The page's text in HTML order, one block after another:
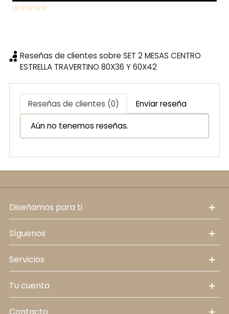
Reseñas de clientes sobre SET 2 MESAS CENTRO
ESTRELLA TRAVERTINO 80X36 Y 60X42
Reseñas de clientes (0) Enviar reseña
Aún no tenemos reseñas.
diseñamos para ti
síguenos
servicios
tu cuenta